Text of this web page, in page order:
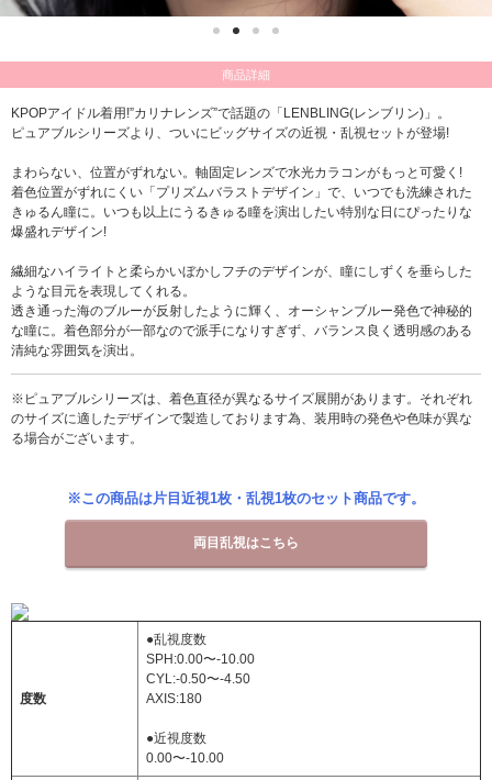
商品詳細
KPOPアイドル着用!”カリナレンズ”で話題の「LENBLING(レンブリン)」。
ピュアブルシリーズより、ついにビッグサイズの近視・乱視セットが登場!
まわらない、位置がずれない。軸固定レンズで水光カラコンがもっと可愛く!
着色位置がずれにくい「プリズムバラストデザイン」で、いつでも洗練された
きゅるん瞳に。いつも以上にうるきゅる瞳を演出したい特別な日にぴったりな
爆盛れデザイン!
繊細なハイライトと柔らかいぼかしフチのデザインが、瞳にしずくを垂らした
ような目元を表現してくれる。
透き通った海のブルーが反射したように輝く、オーシャンブルー発色で神秘的
な瞳に。着色部分が一部なので派手になりすぎず、バランス良く透明感のある
清純な雰囲気を演出。
※ピュアブルシリーズは、着色直径が異なるサイズ展開があります。それぞれ
のサイズに適したデザインで製造しております為、装用時の発色や色味が異な
る場合がございます。
※この商品は片目近視1枚・乱視1枚のセット商品です。
両目乱視はこちら
度数
●乱視度数
SPH:0.00〜-10.00
CYL:-0.50〜-4.50
AXIS:180
●近視度数
0.00〜-10.00